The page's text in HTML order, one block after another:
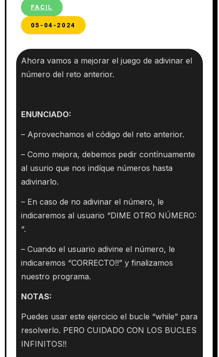
FACIL
05-04-2024
Ahora vamos a mejorar el juego de adivinar el
número del reto anterior.
ENUNCIADO:
– Aprovechamos el código del reto anterior.
– Como mejora, debemos pedir contínuamente
al usurio que nos indíque números hasta
adivinarlo.
– En caso de no adivinar el número, le
indicaremos al usuario “DIME OTRO NÚMERO:
“.
– Cuando el usuario adivine el número, le
indicaremos “CORRECTO!!” y finalizamos
nuestro programa.
NOTAS:
Puedes usar este ejercicio el bucle “while” para
resolverlo. PERO CUIDADO CON LOS BUCLES
INFINITOS!!